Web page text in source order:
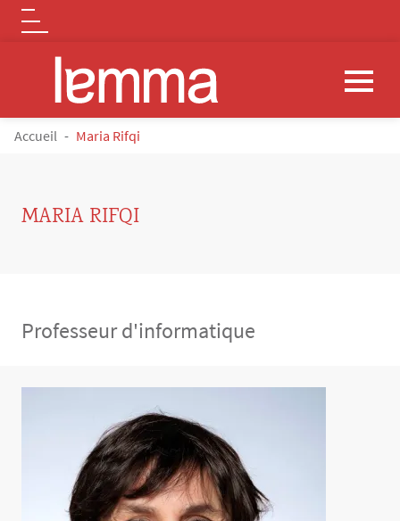
Aller au contenu principal
Logo
FIL D'ARIANE
Accueil Maria Rifqi
MARIA RIFQI
Professeur d'informatique